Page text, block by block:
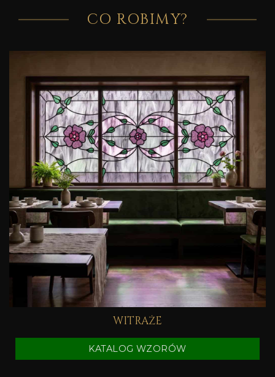
CO ROBIMY?
WITRAŻE
KATALOG WZORÓW